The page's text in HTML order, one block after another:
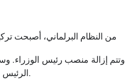
• من النظام البرلماني، أصبحت
الرئيس الجديد، ربما اثنين أو ثلاثة.